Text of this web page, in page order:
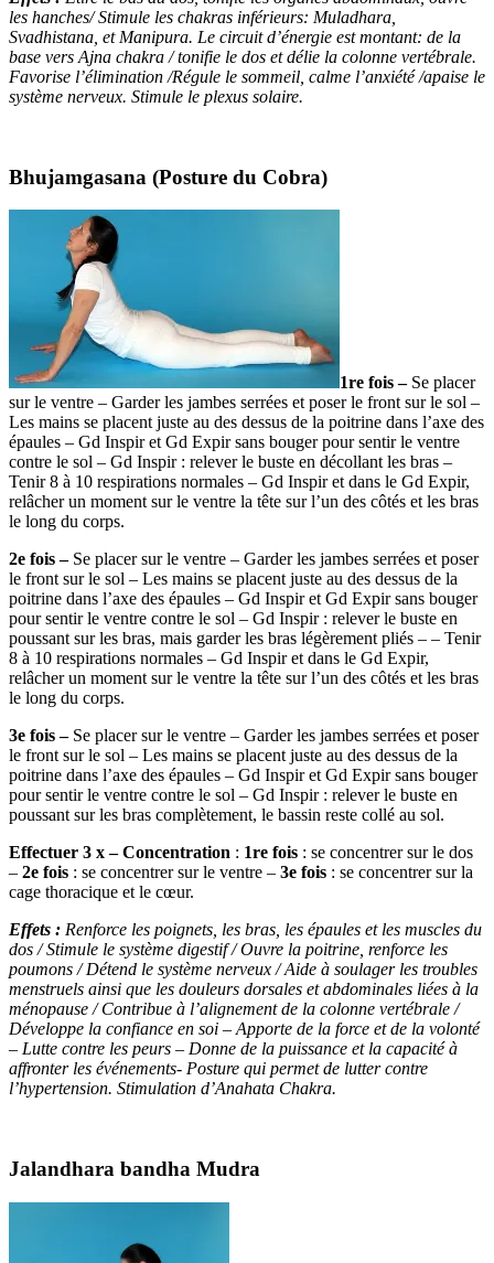
les hanches/ Stimule les chakras inférieurs: Muladhara,
Svadhistana, et Manipura. Le circuit d’énergie est montant: de la
base vers Ajna chakra / tonifie le dos et délie la colonne vertébrale.
Favorise l’élimination /Régule le sommeil, calme l’anxiété /apaise le
système nerveux. Stimule le plexus solaire.
Bhujamgasana (Posture du Cobra)
1re fois – Se placer
sur le ventre – Garder les jambes serrées et poser le front sur le sol –
Les mains se placent juste au des dessus de la poitrine dans l’axe des
épaules – Gd Inspir et Gd Expir sans bouger pour sentir le ventre
contre le sol – Gd Inspir : relever le buste en décollant les bras –
Tenir 8 à 10 respirations normales – Gd Inspir et dans le Gd Expir,
relâcher un moment sur le ventre la tête sur l’un des côtés et les bras
le long du corps.
2e fois – Se placer sur le ventre – Garder les jambes serrées et poser
le front sur le sol – Les mains se placent juste au des dessus de la
poitrine dans l’axe des épaules – Gd Inspir et Gd Expir sans bouger
pour sentir le ventre contre le sol – Gd Inspir : relever le buste en
poussant sur les bras, mais garder les bras légèrement pliés – – Tenir
8 à 10 respirations normales – Gd Inspir et dans le Gd Expir,
relâcher un moment sur le ventre la tête sur l’un des côtés et les bras
le long du corps.
3e fois – Se placer sur le ventre – Garder les jambes serrées et poser
le front sur le sol – Les mains se placent juste au des dessus de la
poitrine dans l’axe des épaules – Gd Inspir et Gd Expir sans bouger
pour sentir le ventre contre le sol – Gd Inspir : relever le buste en
poussant sur les bras complètement, le bassin reste collé au sol.
Effectuer 3 x – Concentration : 1re fois : se concentrer sur le dos
– 2e fois : se concentrer sur le ventre – 3e fois : se concentrer sur la
cage thoracique et le cœur.
Effets : Renforce les poignets, les bras, les épaules et les muscles du
dos / Stimule le système digestif / Ouvre la poitrine, renforce les
poumons / Détend le système nerveux / Aide à soulager les troubles
menstruels ainsi que les douleurs dorsales et abdominales liées à la
ménopause / Contribue à l’alignement de la colonne vertébrale /
Développe la confiance en soi – Apporte de la force et de la volonté
– Lutte contre les peurs – Donne de la puissance et la capacité à
affronter les événements- Posture qui permet de lutter contre
l’hypertension. Stimulation d’Anahata Chakra.
Jalandhara bandha Mudra